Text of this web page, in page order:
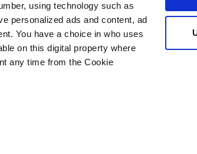
using technology such as
personalized ads and content, ad
You have a choice in who uses
on this digital property where
any time from the Cookie
(fingerprinting)